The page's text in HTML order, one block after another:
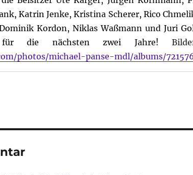
Katrin Jenke, Kristina Scherer, Rico
Kordon, Niklas Waßmann und Juri
für die nächsten zwei Jahre!
photos/michael-panse-mdl/albums/